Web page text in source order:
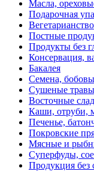
Масла,
Подарочная
Вегетарианство
Постные
Продукты без
Консервация,
Бакалея
Семена,
Сушеные
Восточные
Каши, отруби,
Печенье,
Покровские
Мясные и
Суперфуды,
Продукция без